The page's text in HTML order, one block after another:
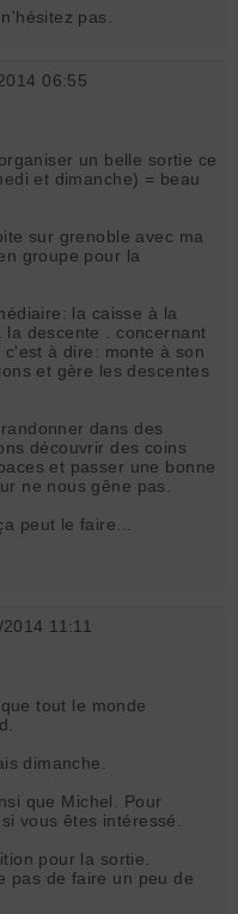
pas.
06:55
un belle sortie ce
et dimanche) = beau
sur grenoble avec ma
groupe pour la
la caisse à la
descente . concernant
à dire: monte à son
et gère les descentes
dans des
découvrir des coins
et passer une bonne
ne nous gêne pas.
peut le faire...
11:11
tout le monde
dimanche.
que Michel. Pour
vous êtes intéressé.
pour la sortie.
pas de faire un peu de